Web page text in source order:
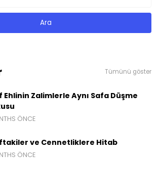
Tümünü göster
Ehlinin Zalimlerle Aynı Safa Düşme
ÖNCE
ve Cennetliklere Hitab
ÖNCE